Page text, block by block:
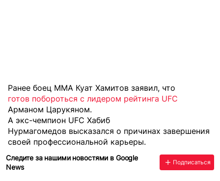
Ранее боец MMA Куат Хамитов заявил, что
готов побороться с лидером рейтинга UFC
Арманом Царукяном.
А экс-чемпион UFC Хабиб
Нурмагомедов высказался о причинах завершения
своей профессиональной карьеры.
Следите за нашими новостями в Google
News
Подписаться